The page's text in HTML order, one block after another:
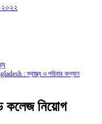
২০২২
: স্বাস্থ্য ও পরিবার কল্যাণ
কলেজ নিয়োগ